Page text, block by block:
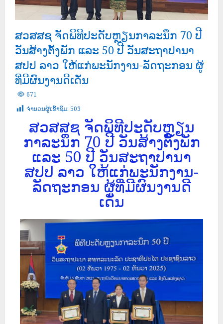
ສວສສຊ ຈັດພິທີປະດັບຫຼຽນກາລະນຶກ 70 ປີ
ວັນສ້າງຕັ້ງພັກ ແລະ 50 ປີ ວັນສະຖາປານາ
ສປປ ລາວ ໃຫ້ແກ່ພະນັກງານ-ລັດຖະກອນ ຜູ້
ທີ່ມີຜົນງານດີເດັ່ນ
671
ຈໍານວນຜູ້ເຂົ້າຊົມ: 503
ສວສສຊ ຈັດພິທີປະດັບຫຼຽນ
ກາລະນຶກ 70 ປີ ວັນສ້າງຕັ້ງພັກ
ແລະ 50 ປີ ວັນສະຖາປານາ
ສປປ ລາວ ໃຫ້ແກ່ພະນັກງານ-
ລັດຖະກອນ ຜູ້ທີ່ມີຜົນງານດີ
ເດັ່ນ